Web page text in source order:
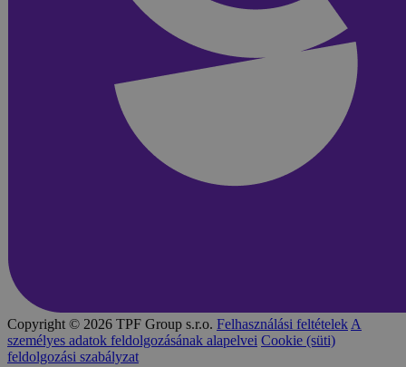
Copyright © 2026 TPF Group s.r.o. Felhasználási feltételek A
személyes adatok feldolgozásának alapelvei Cookie (süti)
feldolgozási szabályzat